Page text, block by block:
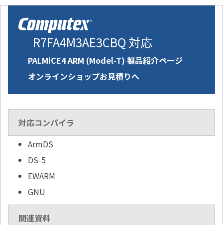
R7FA4M3AE3CBQ 対応
PALMiCE4 ARM (Model-T) 製品紹介ページ
オンラインショップお見積りへ
対応コンパイラ
ArmDS
DS-5
EWARM
GNU
関連資料